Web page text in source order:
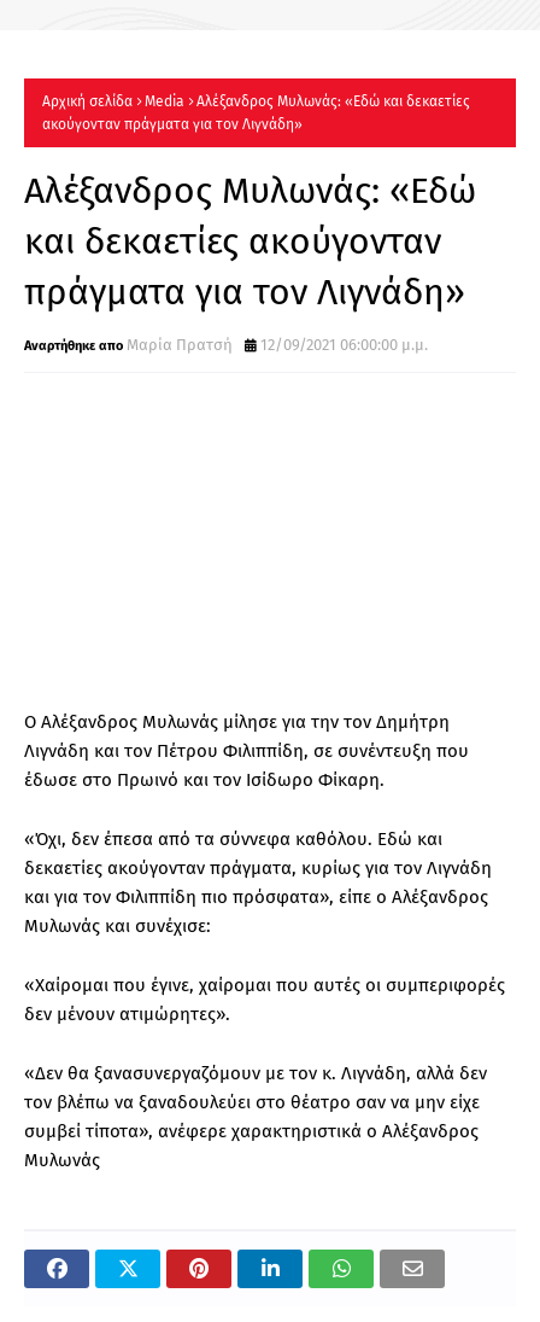
Αρχική σελίδα Μedia
Αλέξανδρος Μυλωνάς: «Εδώ και δεκαετίες
ακούγονταν πράγματα για τον Λιγνάδη»
Αλέξανδρος Μυλωνάς: «Εδώ
και δεκαετίες ακούγονταν
πράγματα για τον Λιγνάδη»
Μαρία Πρατσή 12/09/2021 06:00:00 μ.μ.
Ο Αλέξανδρος Μυλωνάς μίλησε για την τον Δημήτρη
Λιγνάδη και τον Πέτρου Φιλιππίδη, σε συνέντευξη που
έδωσε στο Πρωινό και τον Ισίδωρο Φίκαρη.
«Όχι, δεν έπεσα από τα σύννεφα καθόλου. Εδώ και
δεκαετίες ακούγονταν πράγματα, κυρίως για τον Λιγνάδη
και για τον Φιλιππίδη πιο πρόσφατα», είπε ο Αλέξανδρος
Μυλωνάς και συνέχισε:
«Χαίρομαι που έγινε, χαίρομαι που αυτές οι συμπεριφορές
δεν μένουν ατιμώρητες».
«Δεν θα ξανασυνεργαζόμουν με τον κ. Λιγνάδη, αλλά δεν
τον βλέπω να ξαναδουλεύει στο θέατρο σαν να μην είχε
συμβεί τίποτα», ανέφερε χαρακτηριστικά ο Αλέξανδρος
Μυλωνάς